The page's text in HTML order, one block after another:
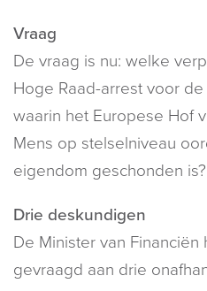
Vraag
De vraag is nu: welke
Hoge Raad-arrest voor
waarin het Europese Hof
Mens op stelselniveau
eigendom geschonden is?
Drie deskundigen
De Minister van
gevraagd aan drie